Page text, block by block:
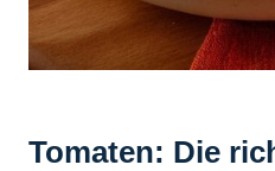
Tomaten: Die